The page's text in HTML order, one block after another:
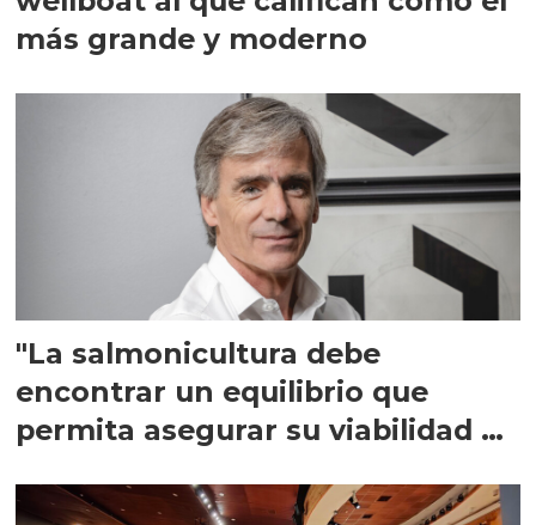
más grande y moderno
"La salmonicultura debe
encontrar un equilibrio que
permita asegurar su viabilidad de